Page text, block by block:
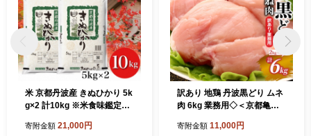
米 京都丹波産 きぬひかり 5k
g×2 計10kg ※米食味鑑定士
【京都伏見のお米問屋が精
寄附金額 21,000円
訳あり 地鶏 丹波黒どり ムネ
肉 6kg 業務用◇＜京都亀岡
鶏肉 ムネ むね 不揃い》
寄附金額 11,000円